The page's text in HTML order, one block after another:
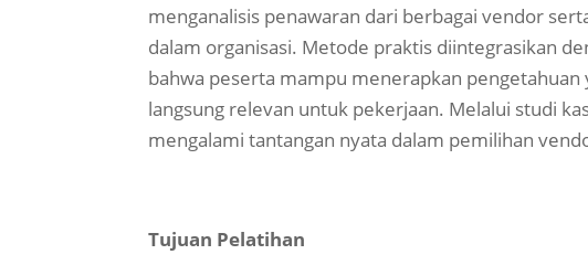
menganalisis penawaran dari berbagai vendor
dalam organisasi. Metode praktis diintegrasikan
bahwa peserta mampu menerapkan pengetahuan
langsung relevan untuk pekerjaan. Melalui studi
mengalami tantangan nyata dalam pemilihan
Tujuan Pelatihan